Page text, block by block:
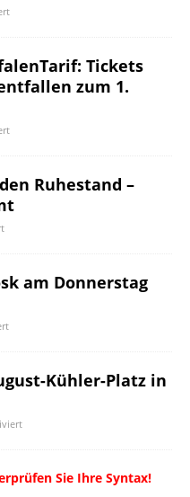
Tickets
zum 1.
Ruhestand –
am Donnerstag
Kühler-Platz in
Sie Ihre Syntax!